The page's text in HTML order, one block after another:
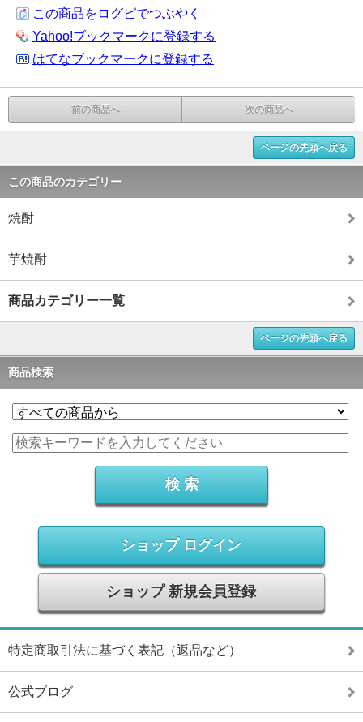
この商品をログピでつぶやく
Yahoo!ブックマークに登録する
はてなブックマークに登録する
前の商品へ 次の商品へ
ページの先頭へ戻る
この商品のカテゴリー
焼酎
芋焼酎
商品カテゴリー一覧
ページの先頭へ戻る
商品検索
ショップ ログイン
ショップ 新規会員登録
特定商取引法に基づく表記（返品など）
公式ブログ